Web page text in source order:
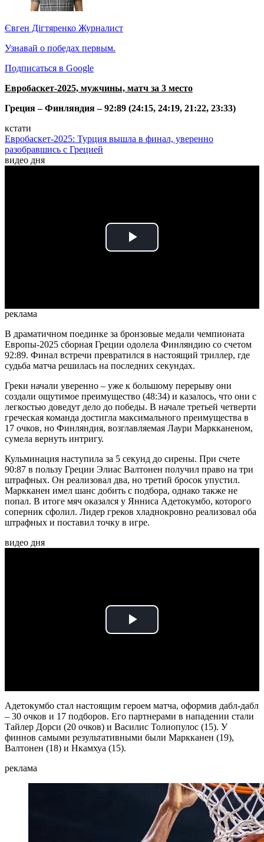
Євген Дігтяренко Журналист
Узнавай о победах первым.
Подписаться в Google
Евробаскет-2025, мужчины, матч за 3 место
Греция – Финляндия – 92:89 (24:15, 24:19, 21:22, 23:33)
кстати
Евробаскет-2025: Турция вышла в финал, уверенно
разобравшись с Грецией
видео дня
Play
реклама
В драматичном поединке за бронзовые медали чемпионата
Европы-2025 сборная Греции одолела Финляндию со счетом
92:89. Финал встречи превратился в настоящий триллер, где
судьба матча решилась на последних секундах.
Греки начали уверенно – уже к большому перерыву они
создали ощутимое преимущество (48:34) и казалось, что они с
легкостью доведут дело до победы. В начале третьей четверти
греческая команда достигла максимального преимущества в
17 очков, но Финляндия, возглавляемая Лаури Маркканеном,
сумела вернуть интригу.
Кульминация наступила за 5 секунд до сирены. При счете
90:87 в пользу Греции Элиас Валтонен получил право на три
штрафных. Он реализовал два, но третий бросок упустил.
Маркканен имел шанс добить с подбора, однако также не
попал. В итоге мяч оказался у Янниса Адетокумбо, которого
соперник сфолил. Лидер греков хладнокровно реализовал оба
штрафных и поставил точку в игре.
видео дня
Play
Адетокумбо стал настоящим героем матча, оформив дабл-дабл
– 30 очков и 17 подборов. Его партнерами в нападении стали
Тайлер Дорси (20 очков) и Василис Толиопулос (15). У
финнов самыми результативными были Маркканен (19),
Валтонен (18) и Нкамхуа (15).
реклама